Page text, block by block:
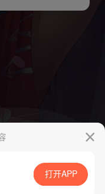
App免费看
打开APP